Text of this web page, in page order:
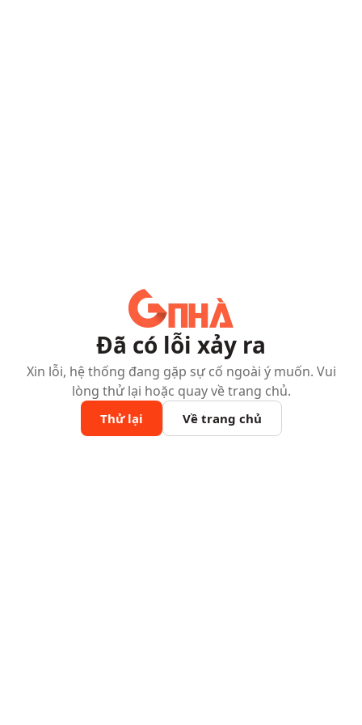
Đã có lỗi xảy ra
Xin lỗi, hệ thống đang gặp sự cố ngoài ý muốn. Vui
lòng thử lại hoặc quay về trang chủ.
Thử lại Về trang chủ